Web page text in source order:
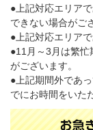
●上記対応エリア
できない場合がご
●上記対応エリア
●11月～3月は繁
がございます。
●上記期間外であ
でにお時間をいた